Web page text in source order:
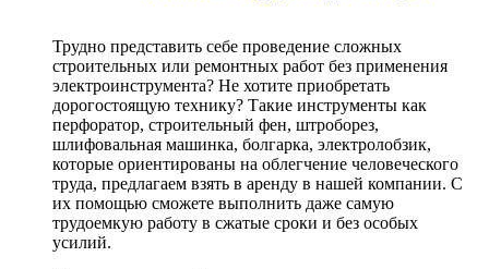
Трудно представить себе проведение сложных
строительных или ремонтных работ без применения
электроинструмента? Не хотите приобретать
дорогостоящую технику? Такие инструменты как
перфоратор, строительный фен, штроборез,
шлифовальная машинка, болгарка, электролобзик,
которые ориентированы на облегчение человеческого
труда, предлагаем взять в аренду в нашей компании. С
их помощью сможете выполнить даже самую
трудоемкую работу в сжатые сроки и без особых
усилий.